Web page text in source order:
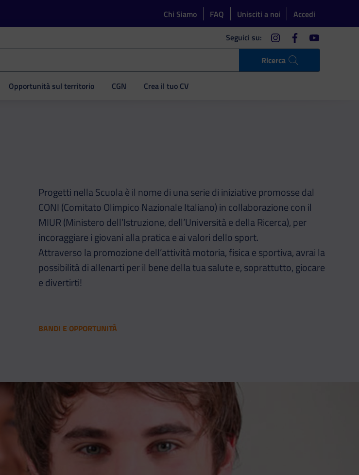
Chi Siamo FAQ Unisciti a noi Accedi
Ricerca
Seguici su: instagramfacebookyoutube
Opportunità sul territorio CGN Crea il tuo CV
Progetti nella Scuola è il nome di una serie di iniziative promosse dal
CONI (Comitato Olimpico Nazionale Italiano) in collaborazione con il
MIUR (Ministero dell’Istruzione, dell’Università e della Ricerca), per
incoraggiare i giovani alla pratica e ai valori dello sport.
Attraverso la promozione dell’attività motoria, fisica e sportiva, avrai la
possibilità di allenarti per il bene della tua salute e, soprattutto, giocare
e divertirti!
BANDI E OPPORTUNITÀ